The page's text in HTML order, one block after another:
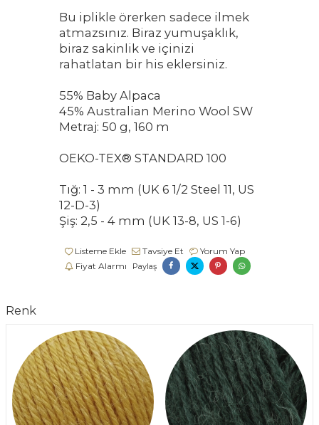
Bu iplikle örerken sadece ilmek
atmazsınız. Biraz yumuşaklık,
biraz sakinlik ve içinizi
rahatlatan bir his eklersiniz.
55% Baby Alpaca
45% Australian Merino Wool SW
Metraj: 50 g, 160 m
OEKO-TEX® STANDARD 100
Tığ: 1 - 3 mm (UK 6 1/2 Steel 11, US
12-D-3)
Şiş: 2,5 - 4 mm (UK 13-8, US 1-6)
Listeme Ekle Tavsiye Et
Yorum Yap
Fiyat Alarmı
Paylaş
Renk